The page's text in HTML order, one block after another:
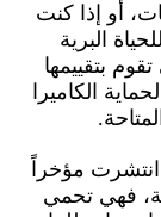
أو إذا كنت
البرية
بتقييمها
الكاميرا
مؤخراً
فهي تحمي